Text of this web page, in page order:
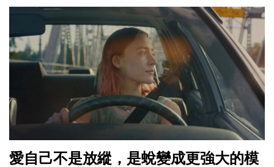
愛自己不是放縱，是蛻變成更強大的模